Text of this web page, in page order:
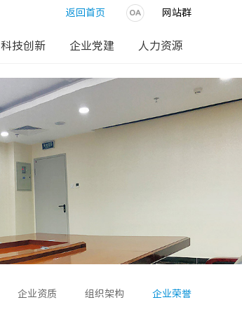
返回首页 网站群
科技创新 企业党建 人力资源
企业资质 组织架构 企业荣誉